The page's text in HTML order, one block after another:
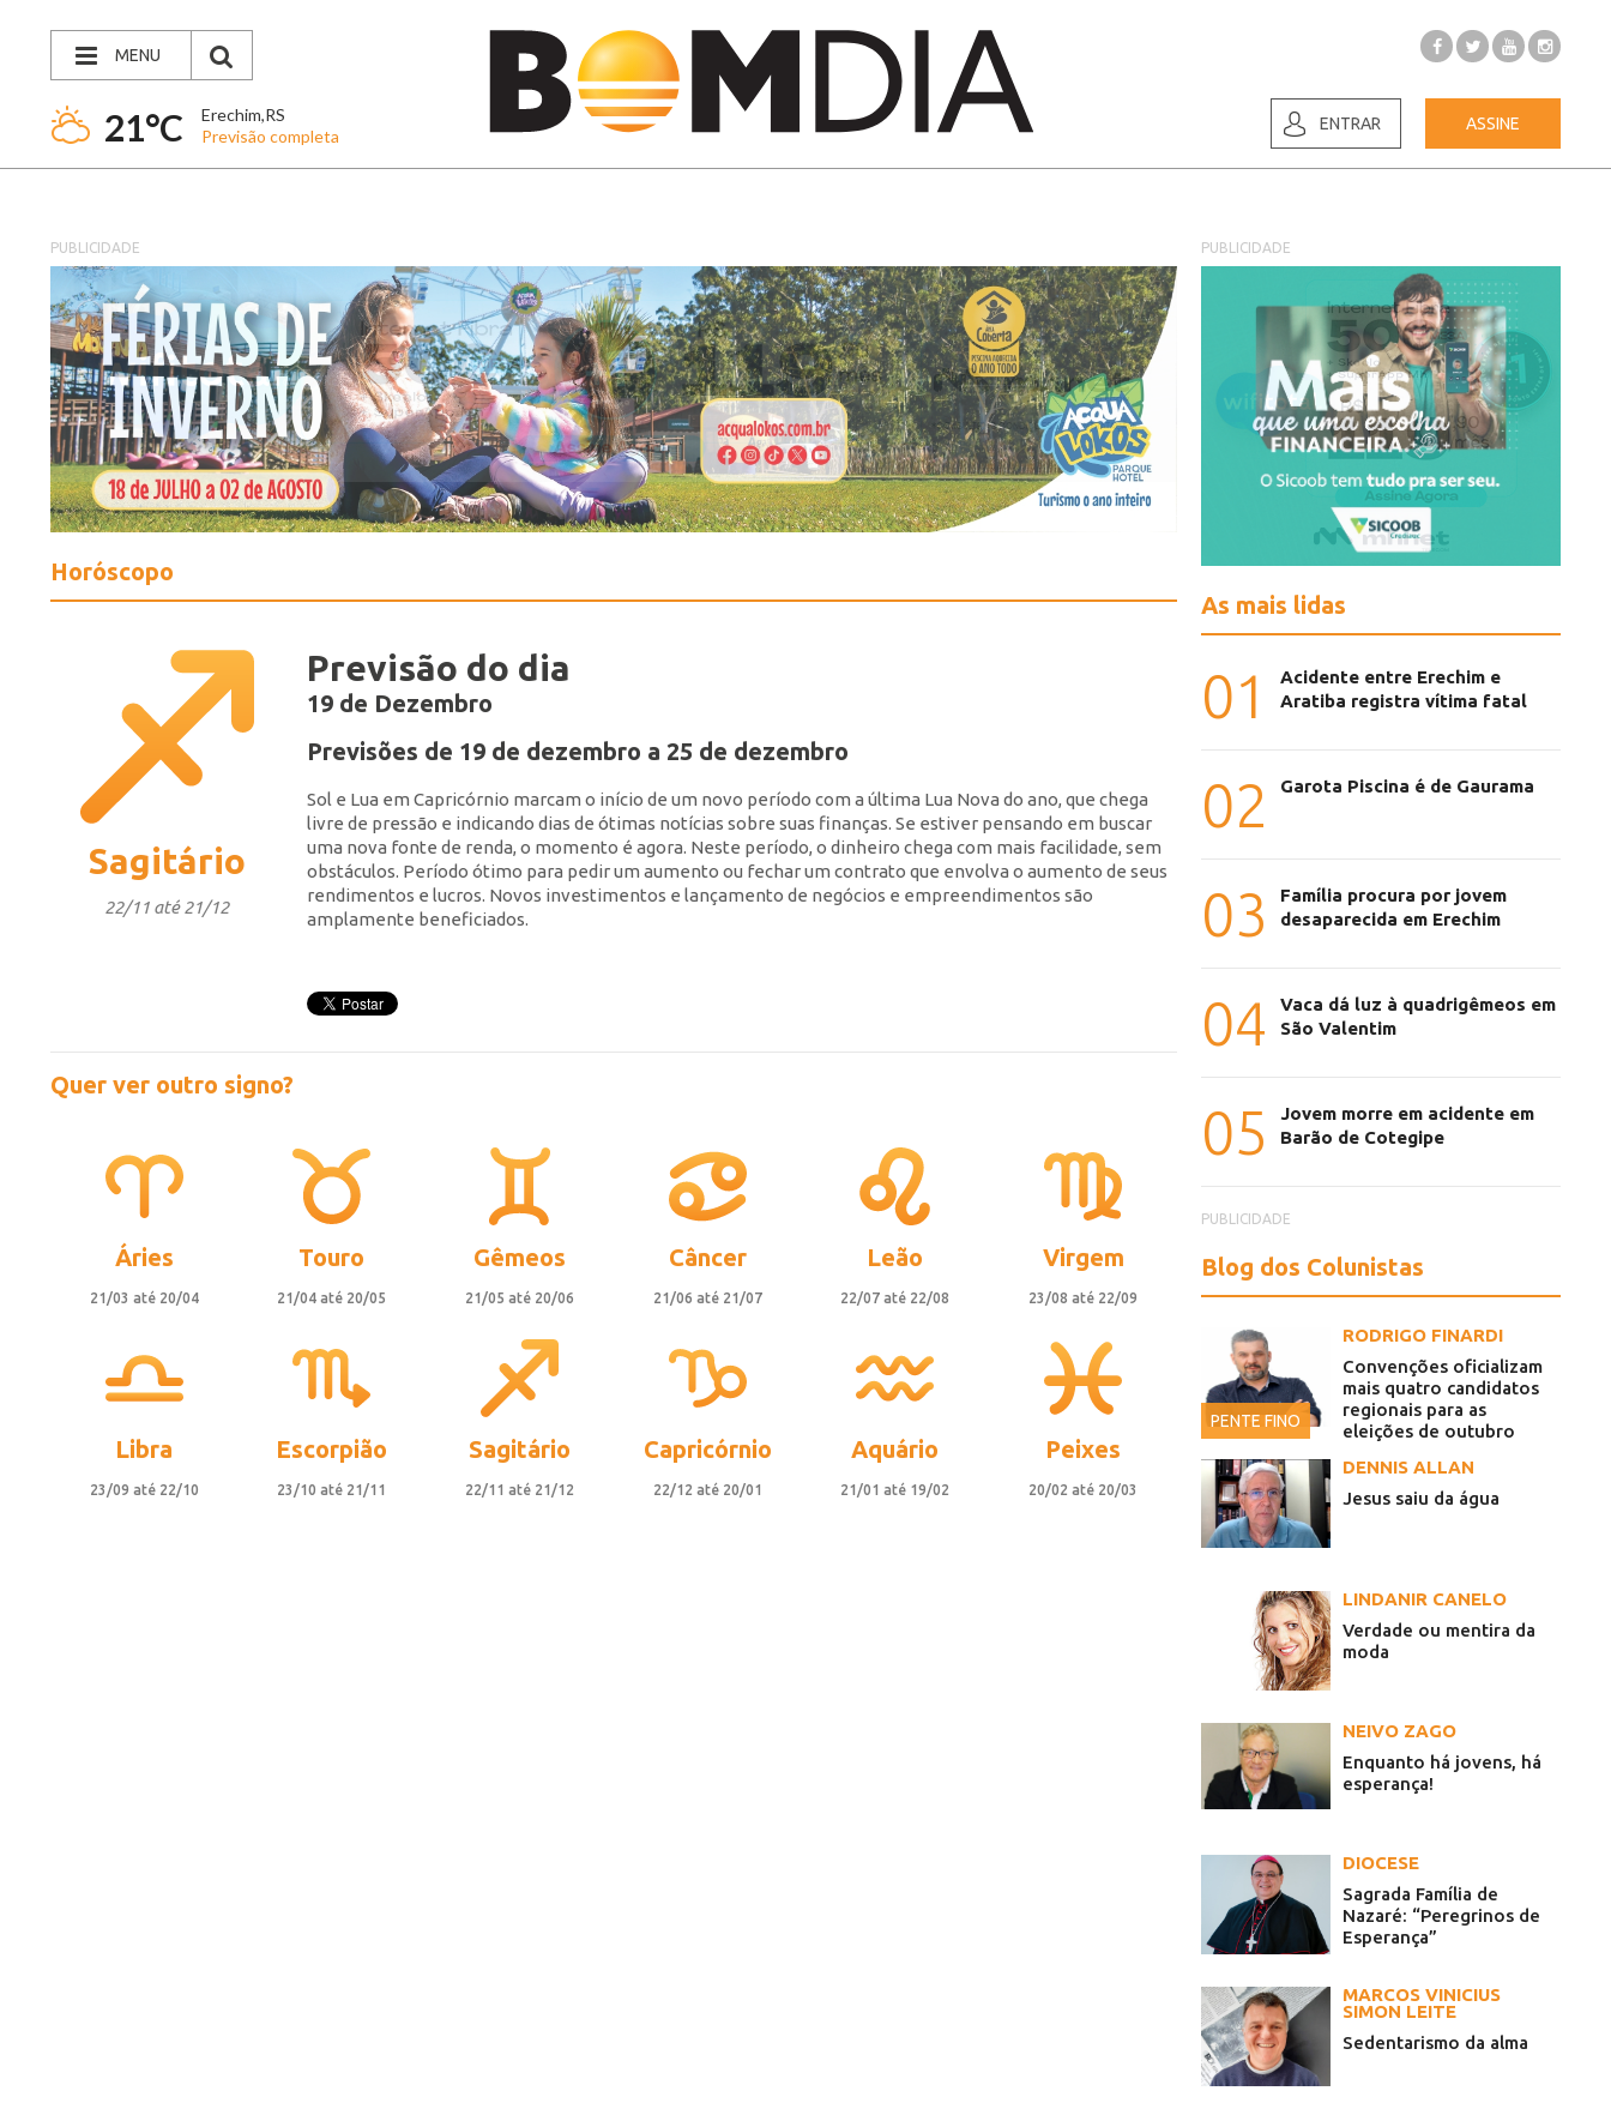
MENU
21°C
Erechim,RS
Previsão completa
ENTRAR ASSINE
PUBLICIDADE
Horóscopo
Sagitário
22/11 até 21/12
Previsão do dia
19 de Dezembro
Previsões de 19 de dezembro a 25 de dezembro
Sol e Lua em Capricórnio marcam o início de um novo período com a última Lua Nova do ano, que chega
livre de pressão e indicando dias de ótimas notícias sobre suas finanças. Se estiver pensando em buscar
uma nova fonte de renda, o momento é agora. Neste período, o dinheiro chega com mais facilidade, sem
obstáculos. Período ótimo para pedir um aumento ou fechar um contrato que envolva o aumento de seus
rendimentos e lucros. Novos investimentos e lançamento de negócios e empreendimentos são
amplamente beneficiados.
Quer ver outro signo?
Áries
21/03 até 20/04
Touro
21/04 até 20/05
Gêmeos
21/05 até 20/06
Câncer
21/06 até 21/07
Leão
22/07 até 22/08
Virgem
23/08 até 22/09
Libra
23/09 até 22/10
Escorpião
23/10 até 21/11
Sagitário
22/11 até 21/12
Capricórnio
22/12 até 20/01
Aquário
21/01 até 19/02
Peixes
20/02 até 20/03
PUBLICIDADE
As mais lidas
01
Acidente entre Erechim e
Aratiba registra vítima fatal
02 Garota Piscina é de Gaurama
03
Família procura por jovem
desaparecida em Erechim
04
Vaca dá luz à quadrigêmeos em
São Valentim
05
Jovem morre em acidente em
Barão de Cotegipe
PUBLICIDADE
Blog dos Colunistas
PENTE FINO
RODRIGO FINARDI
Convenções oficializam
mais quatro candidatos
regionais para as
eleições de outubro
DENNIS ALLAN
Jesus saiu da água
LINDANIR CANELO
Verdade ou mentira da
moda
NEIVO ZAGO
Enquanto há jovens, há
esperança!
DIOCESE
Sagrada Família de
Nazaré: “Peregrinos de
Esperança”
MARCOS VINICIUS
SIMON LEITE
Sedentarismo da alma